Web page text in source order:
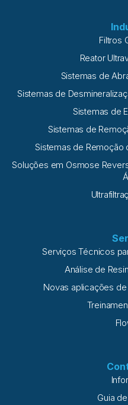
Filtros
Reator
Sistemas de
Sistemas de
Sistemas de
Sistemas de
Sistemas de Remoção
Soluções em Osmose
Serviços Técnicos
Análise de
Novas aplicações
Guia